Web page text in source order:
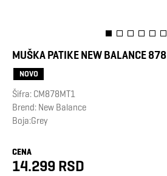
MUŠKA PATIKE NEW BALANCE 878
NOVO
Šifra: CM878MT1
Brend: New Balance
Boja:Grey
CENA
14.299 RSD